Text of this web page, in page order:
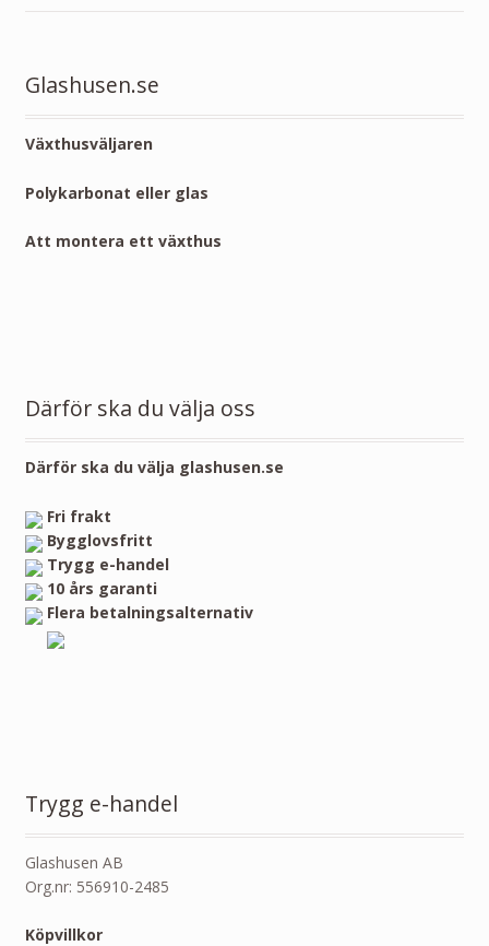
Glashusen.se
Växthusväljaren
Polykarbonat eller glas
Att montera ett växthus
Därför ska du välja oss
Därför ska du välja glashusen.se
Fri frakt
Bygglovsfritt
Trygg e-handel
10 års garanti
Flera betalningsalternativ
Trygg e-handel
Glashusen AB
Org.nr: 556910-2485
Köpvillkor